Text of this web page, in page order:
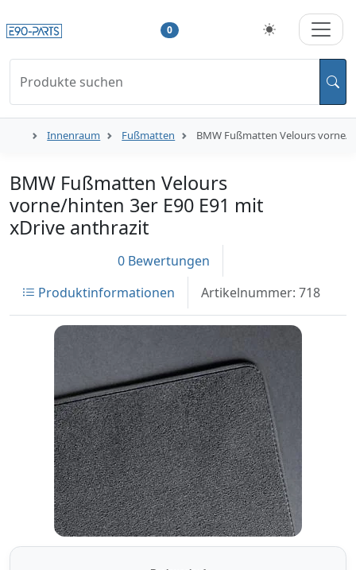
0
Produkte suchen
Innenraum Fußmatten BMW Fußmatten Velours vorne/
BMW Fußmatten Velours
vorne/hinten 3er E90 E91 mit
xDrive anthrazit
0 Bewertungen
Produktinformationen
Artikelnummer: 718